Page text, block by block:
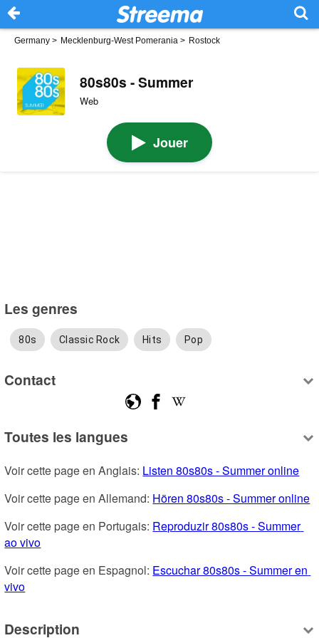
Germany > Mecklenburg-West Pomerania > Rostock
80s80s - Summer
Web
Jouer
Les genres
80s Classic Rock Hits Pop
Contact
Toutes les langues
Voir cette page en Anglais: Listen 80s80s - Summer online
Voir cette page en Allemand: Hören 80s80s - Summer online
Voir cette page en Portugais: Reproduzir 80s80s - Summer
ao vivo
Voir cette page en Espagnol: Escuchar 80s80s - Summer en
vivo
Description